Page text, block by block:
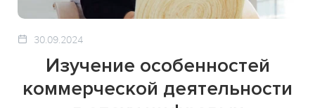
30.09.2024
Изучение особенностей
коммерческой деятельности